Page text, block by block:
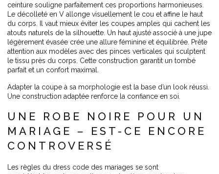
ceinture souligne parfaitement ces proportions harmonieuses.
Le décolleté en V allonge visuellement le cou et affine le haut
du corps. Il vaut mieux éviter les coupes amples qui cachent les
atouts naturels de la silhouette. Un haut ajusté associé à une jupe
légèrement évasée crée une allure féminine et équilibrée. Prête
attention aux modèles avec des pinces verticales qui sculptent
le tissu près du corps. Cette construction garantit un tombé
parfait et un confort maximal.
Adapter la coupe à sa morphologie est la base d’un look réussi.
Une construction adaptée renforce la confiance en soi.
UNE ROBE NOIRE POUR UN
MARIAGE – EST-CE ENCORE
CONTROVERSÉ
Les règles du dress code des mariages se sont